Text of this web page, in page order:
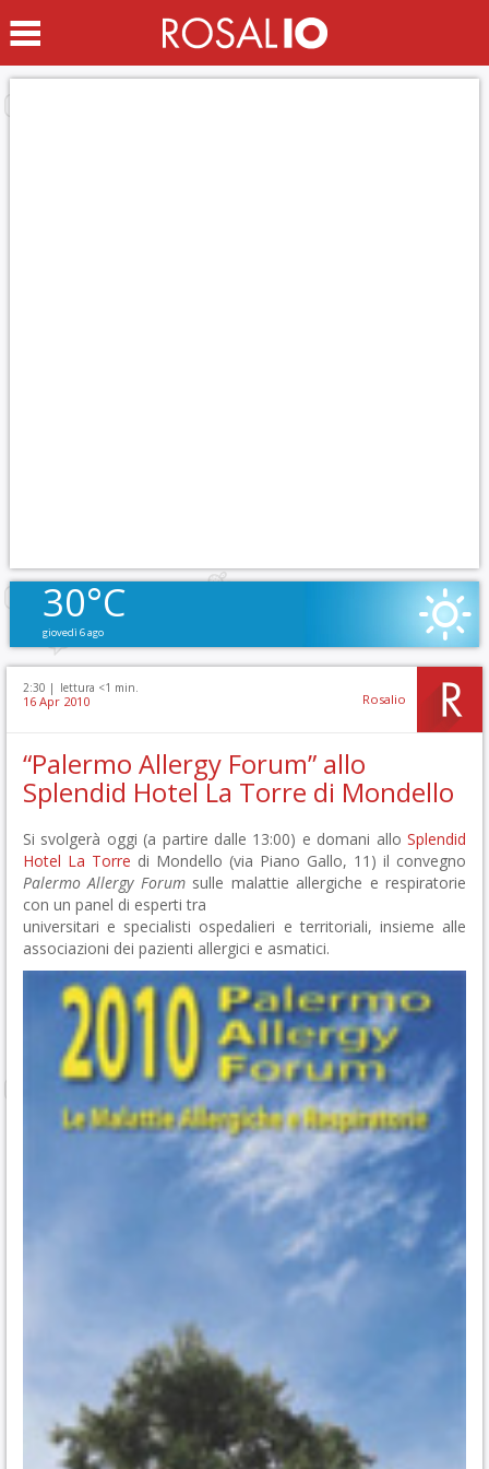
30°C
giovedì 6 ago
2:30 | lettura <1 min.
16 Apr 2010 Rosalio
“Palermo Allergy Forum” allo
Splendid Hotel La Torre di Mondello
Si svolgerà oggi (a partire dalle 13:00) e domani allo Splendid
Hotel La Torre di Mondello (via Piano Gallo, 11) il convegno
Palermo Allergy Forumsulle malattie allergiche e respiratorie
con un panel di esperti tra
universitari e specialisti ospedalieri e territoriali, insieme alle
associazioni dei pazienti allergici e asmatici.